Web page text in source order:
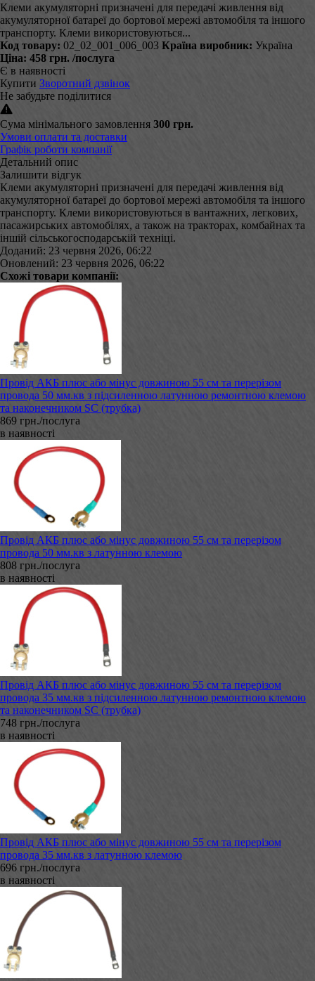
Клеми акумуляторні призначені для передачі живлення від
акумуляторної батареї до бортової мережі автомобіля та іншого
транспорту. Клеми використовуються...
Код товару: 02_02_001_006_003 Країна виробник: Україна
Ціна: 458 грн. /послуга
Є в наявності
Купити Зворотний дзвінок
Не забудьте поділитися
Сума мінімального замовлення 300 грн.
Умови оплати та доставки
Графік роботи компанії
Детальний опис
Залишити відгук
Клеми акумуляторні призначені для передачі живлення від
акумуляторної батареї до бортової мережі автомобіля та іншого
транспорту. Клеми використовуються в вантажних, легкових,
пасажирських автомобілях, а також на тракторах, комбайнах та
іншій сільськогосподарській техніці.
Доданий: 23 червня 2026, 06:22
Оновлений: 23 червня 2026, 06:22
Схожі товари компанії:
Провід АКБ плюс або мінус довжиною 55 см та перерізом
провода 50 мм.кв з підсиленною латунною ремонтною клемою
та наконечником SC (трубка)
869 грн./послуга
в наявності
Провід АКБ плюс або мінус довжиною 55 см та перерізом
провода 50 мм.кв з латунною клемою
808 грн./послуга
в наявності
Провід АКБ плюс або мінус довжиною 55 см та перерізом
провода 35 мм.кв з підсиленною латунною ремонтною клемою
та наконечником SC (трубка)
748 грн./послуга
в наявності
Провід АКБ плюс або мінус довжиною 55 см та перерізом
провода 35 мм.кв з латунною клемою
696 грн./послуга
в наявності